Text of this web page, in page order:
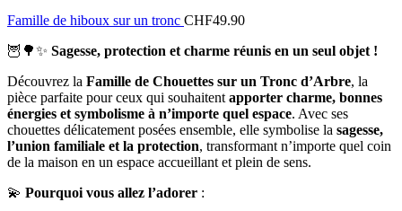
Famille de hiboux sur un tronc CHF49.90
🦉🌳✨ Sagesse, protection et charme réunis en un seul objet !
Découvrez la Famille de Chouettes sur un Tronc d’Arbre, la
pièce parfaite pour ceux qui souhaitent apporter charme, bonnes
énergies et symbolisme à n’importe quel espace. Avec ses
chouettes délicatement posées ensemble, elle symbolise la sagesse,
l’union familiale et la protection, transformant n’importe quel coin
de la maison en un espace accueillant et plein de sens.
💫 Pourquoi vous allez l’adorer :